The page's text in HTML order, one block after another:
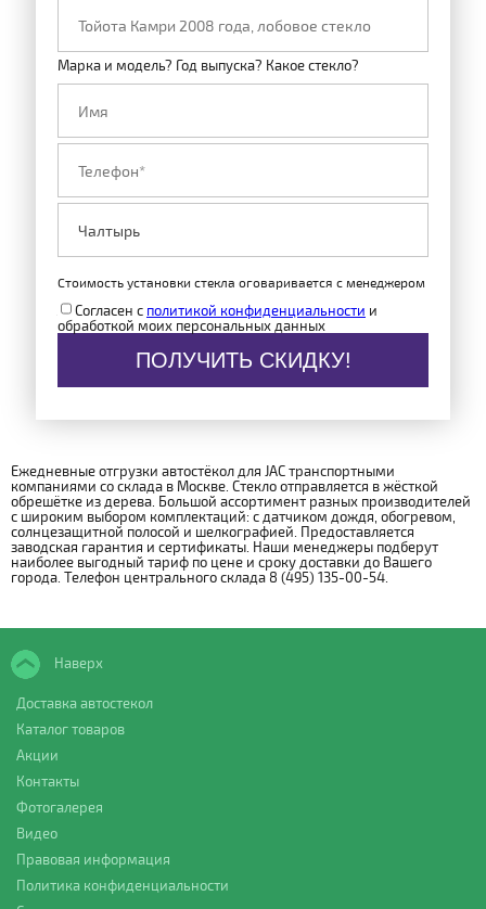
Марка и модель? Год выпуска? Какое стекло?
Стоимость установки стекла оговаривается с менеджером
Согласен с политикой конфиденциальности и
обработкой моих персональных данных
ПОЛУЧИТЬ СКИДКУ!
Ежедневные отгрузки автостёкол для JAC транспортными
компаниями со склада в Москве. Стекло отправляется в жёсткой
обрешётке из дерева. Большой ассортимент разных производителей
с широким выбором комплектаций: с датчиком дождя, обогревом,
солнцезащитной полосой и шелкографией. Предоставляется
заводская гарантия и сертификаты. Наши менеджеры подберут
наиболее выгодный тариф по цене и сроку доставки до Вашего
города. Телефон центрального склада 8 (495) 135-00-54.
Наверх
Доставка автостекол
Каталог товаров
Акции
Контакты
Фотогалерея
Видео
Правовая информация
Политика конфиденциальности